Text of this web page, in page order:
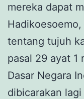
mereka dapat
tentang tujuh
pasal 29 ayat 1
Dasar Negara
dibicarakan